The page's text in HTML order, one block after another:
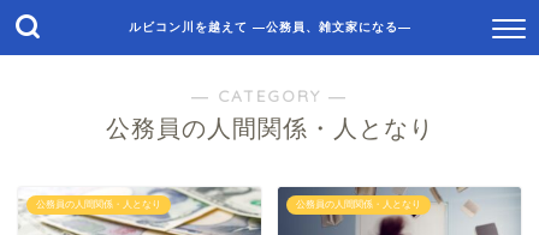
ルビコン川を越えて ―公務員、雑文家になる―
― CATEGORY ―
公務員の人間関係・人となり
公務員の人間関係・人となり 公務員の人間関係・人となり